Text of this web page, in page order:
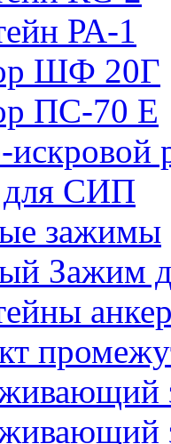
РА-1
ШФ 20Г
ПС-70 Е
для СИП
зажимы
Зажим